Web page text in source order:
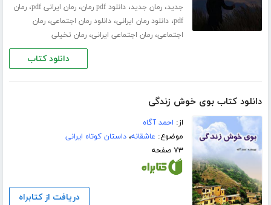
جدید،رمان جدید،دانلود pdf رمان ،رمان ایرانی pdf ،رمان
pdf،دانلود رمان ایرانی،دانلود رمان اجتماعی،رمان
اجتماعی،رمان اجتماعی ایرانی،رمان تخیلی
دانلود کتاب
دانلود کتاب بوی خوش زندگی
از: احمد آگاه
موضوع: عاشقانه،داستان کوتاه ایرانی
۷۳ صفحه
دریافت از کتابراه